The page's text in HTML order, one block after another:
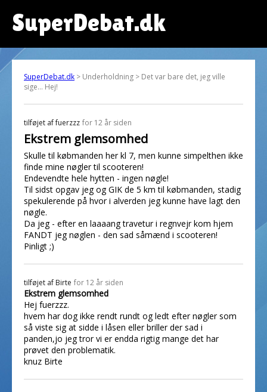
SuperDebat.dk
SuperDebat.dk > Underholdning > Det var bare det, jeg ville
sige... Hej!
tilføjet affuerzzz for 12 år siden
Ekstrem glemsomhed
Skulle til købmanden her kl 7, men kunne simpelthen ikke
finde mine nøgler til scooteren!
Endevendte hele hytten - ingen nøgle!
Til sidst opgav jeg og GIK de 5 km til købmanden, stadig
spekulerende på hvor i alverden jeg kunne have lagt den
nøgle.
Da jeg - efter en laaaang travetur i regnvejr kom hjem
FANDT jeg nøglen - den sad såmænd i scooteren!
Pinligt ;)
tilføjet af Birte for 12 år siden
Ekstrem glemsomhed
Hej fuerzzz.
hvem har dog ikke rendt rundt og ledt efter nøgler som
så viste sig at sidde i låsen eller briller der sad i
panden,jo jeg tror vi er endda rigtig mange det har
prøvet den problematik.
knuz Birte